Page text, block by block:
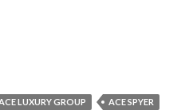
LUXURY GROUP
ACE SPYER